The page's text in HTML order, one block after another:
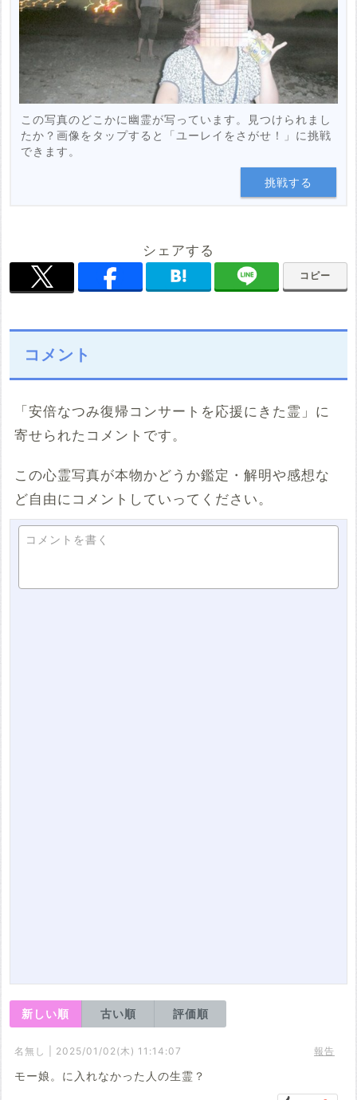
この写真のどこかに幽霊が写っています。見つけられまし
たか？画像をタップすると「ユーレイをさがせ！」に挑戦
できます。
挑戦する
シェアする
コピー
コメント
「安倍なつみ復帰コンサートを応援にきた霊」に
寄せられたコメントです。
この心霊写真が本物かどうか鑑定・解明や感想な
ど自由にコメントしていってください。
コメントを書く
新しい順 古い順 評価順
名無し | 2025/01/02(木) 11:14:07 報告
モー娘。に入れなかった人の生霊？